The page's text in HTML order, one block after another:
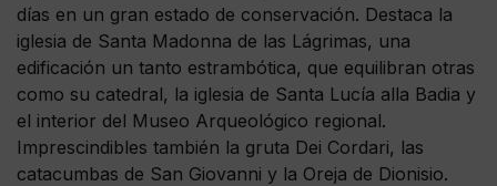
días en un gran estado de conservación. Destaca la
iglesia de Santa Madonna de las Lágrimas, una
edificación un tanto estrambótica, que equilibran otras
como su catedral, la iglesia de Santa Lucía alla Badia y
el interior del Museo Arqueológico regional.
Imprescindibles también la gruta Dei Cordari, las
catacumbas de San Giovanni y la Oreja de Dionisio.